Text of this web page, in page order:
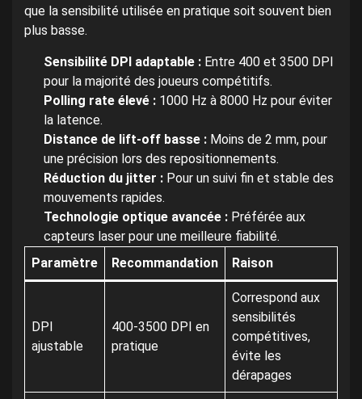
que la sensibilité utilisée en pratique soit souvent bien
plus basse.
Sensibilité DPI adaptable : Entre 400 et 3500 DPI
pour la majorité des joueurs compétitifs.
Polling rate élevé : 1000 Hz à 8000 Hz pour éviter
la latence.
Distance de lift-off basse : Moins de 2 mm, pour
une précision lors des repositionnements.
Réduction du jitter : Pour un suivi fin et stable des
mouvements rapides.
Technologie optique avancée : Préférée aux
capteurs laser pour une meilleure fiabilité.
Paramètre
Recommandation Raison
DPI
ajustable
400-3500 DPI en
pratique
Correspond aux
sensibilités
compétitives,
évite les
dérapages